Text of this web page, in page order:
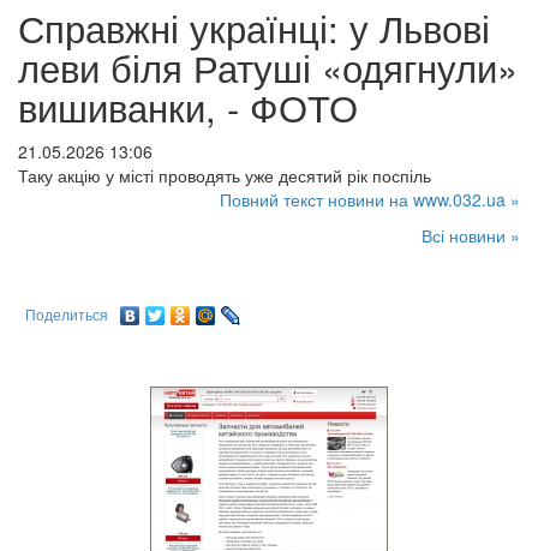
Справжні українці: у Львові
леви біля Ратуші «одягнули»
вишиванки, - ФОТО
21.05.2026 13:06
Таку акцію у місті проводять уже десятий рік поспіль
Повний текст новини на www.032.ua »
Всі новини »
Поделиться